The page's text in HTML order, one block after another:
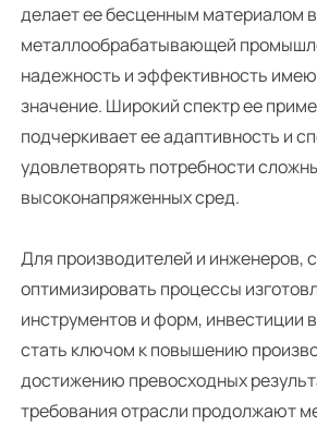
делает ее бесценным материалом в
металлообрабатывающей
надежность и эффективность
значение. Широкий спектр ее
подчеркивает ее адаптивность и
удовлетворять потребности
высоконапряженных сред.
Для производителей и инженеров,
оптимизировать процессы
инструментов и форм, инвестиции
стать ключом к повышению
достижению превосходных
требования отрасли продолжают